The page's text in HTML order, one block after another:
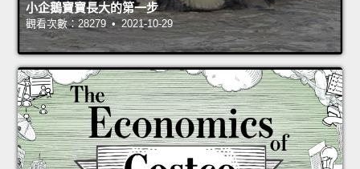
小企鵝寶寶長大的第一步
觀看次數：28279 • 2021-10-29